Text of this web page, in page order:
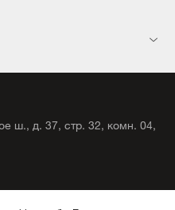
ш., д. 37, стр. 32, комн. 04,